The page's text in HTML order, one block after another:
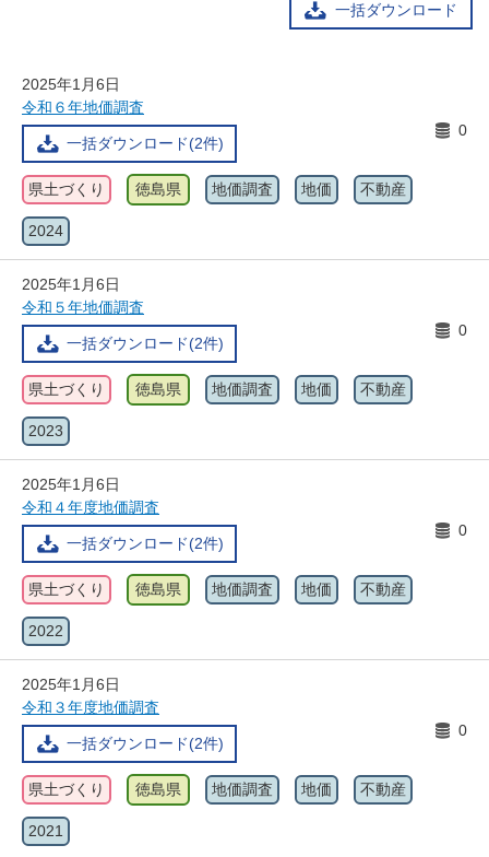
一括ダウンロード
2025年1月6日
令和６年地価調査
一括ダウンロード(2件)
0
県土づくり 徳島県 地価調査 地価 不動産
2024
2025年1月6日
令和５年地価調査
一括ダウンロード(2件)
0
県土づくり 徳島県 地価調査 地価 不動産
2023
2025年1月6日
令和４年度地価調査
一括ダウンロード(2件)
0
県土づくり 徳島県 地価調査 地価 不動産
2022
2025年1月6日
令和３年度地価調査
一括ダウンロード(2件)
0
県土づくり 徳島県 地価調査 地価 不動産
2021